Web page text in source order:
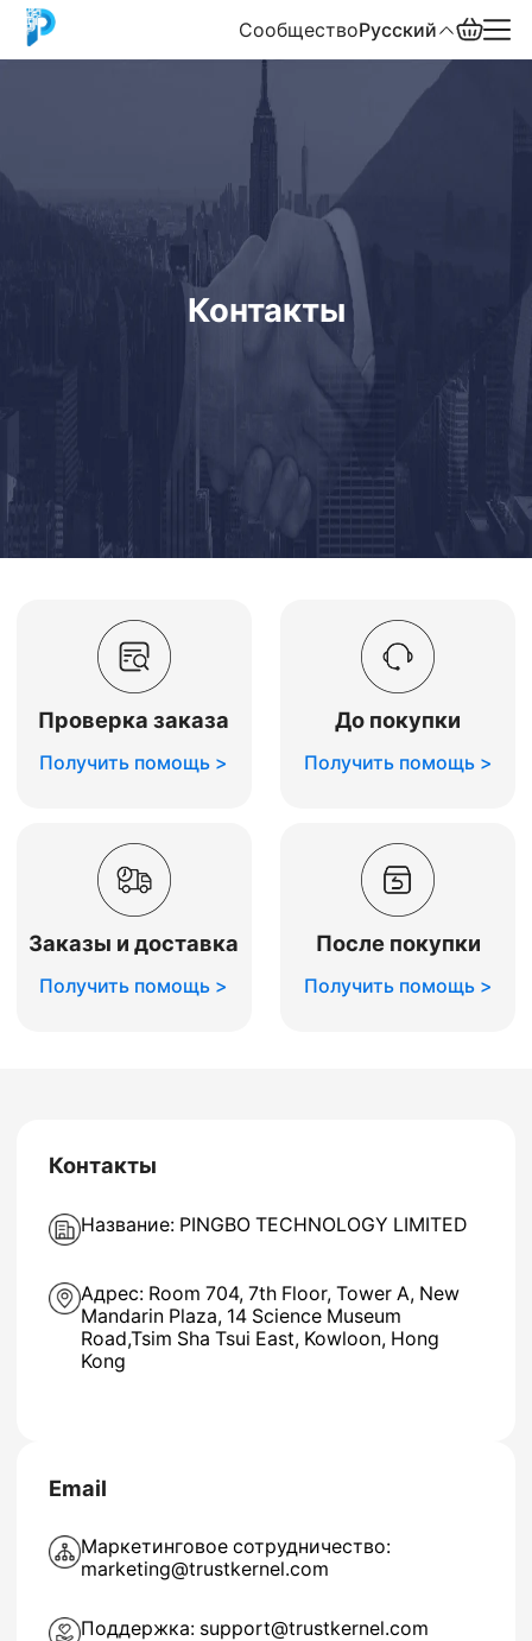
СообществоРусский
Контакты
Проверка заказа
Получить помощь >
До покупки
Получить помощь >
Заказы и доставка
Получить помощь >
После покупки
Получить помощь >
Контакты
Название: PINGBO TECHNOLOGY LIMITED
Адрес: Room 704, 7th Floor, Tower A, New
Mandarin Plaza, 14 Science Museum
Road,Tsim Sha Tsui East, Kowloon, Hong
Kong
Email
Маркетинговое сотрудничество:
marketing@trustkernel.com
Поддержка: support@trustkernel.com
Español